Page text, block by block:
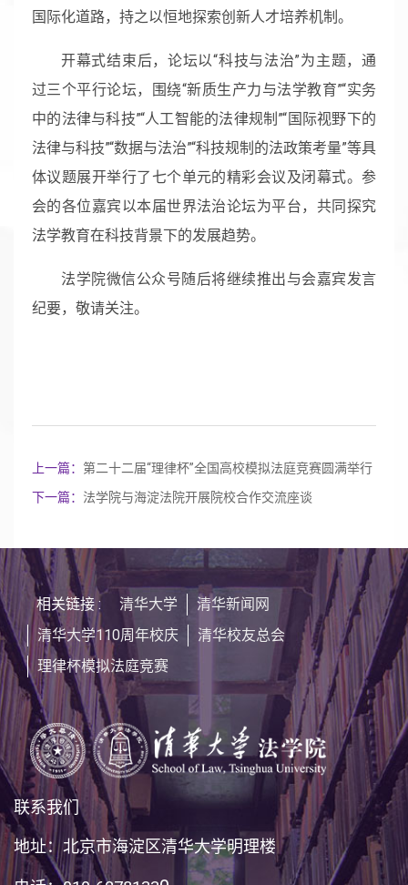
国际化道路，持之以恒地探索创新人才培养机制。
开幕式结束后，论坛以“科技与法治”为主题，通
过三个平行论坛，围绕“新质生产力与法学教育”“实务
中的法律与科技”“人工智能的法律规制”“国际视野下的
法律与科技”“数据与法治”“科技规制的法政策考量”等具
体议题展开举行了七个单元的精彩会议及闭幕式。参
会的各位嘉宾以本届世界法治论坛为平台，共同探究
法学教育在科技背景下的发展趋势。
法学院微信公众号随后将继续推出与会嘉宾发言
纪要，敬请关注。
上一篇： 第二十二届“理律杯”全国高校模拟法庭竞赛圆满举行
下一篇： 法学院与海淀法院开展院校合作交流座谈
相关链接 : 清华大学
清华新闻网
清华大学110周年校庆
清华校友总会
理律杯模拟法庭竞赛
联系我们
地址：北京市海淀区清华大学明理楼